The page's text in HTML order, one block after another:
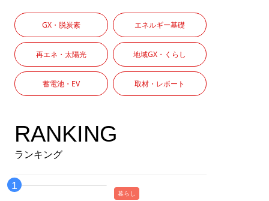
GX・脱炭素 エネルギー基礎
再エネ・太陽光 地域GX・くらし
蓄電池・EV 取材・レポート
RANKING
ランキング
暮らし